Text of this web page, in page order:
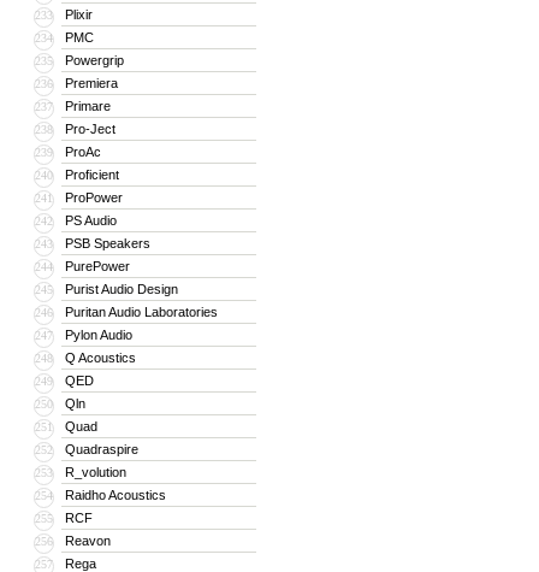
233 Plixir
234 PMC
235 Powergrip
236 Premiera
237 Primare
238 Pro-Ject
239 ProAc
240 Proficient
241 ProPower
242 PS Audio
243 PSB Speakers
244 PurePower
245 Purist Audio Design
246 Puritan Audio Laboratories
247 Pylon Audio
248 Q Acoustics
249 QED
250 Qln
251 Quad
252 Quadraspire
253 R_volution
254 Raidho Acoustics
255 RCF
256 Reavon
257 Rega